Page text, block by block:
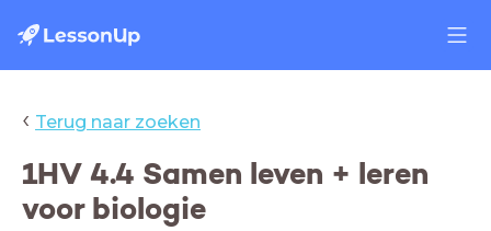
‹ Terug naar zoeken
1HV 4.4 Samen leven + leren
voor biologie